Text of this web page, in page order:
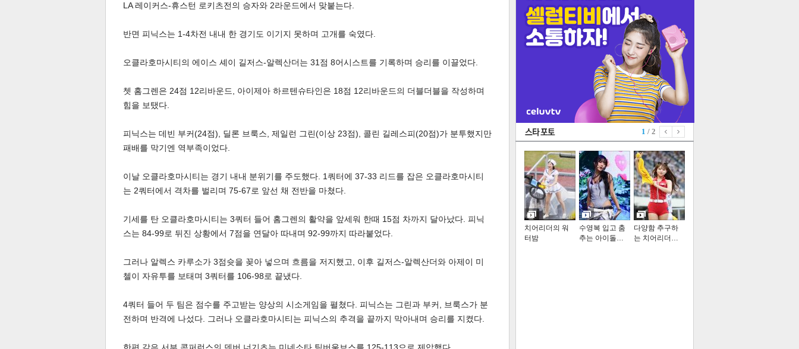
인
LA 레이커스-휴스턴 로키츠전의 승자와 2라운드에서 맞붙는다.
반면 피닉스는 1-4차전 내내 한 경기도 이기지 못하며 고개를 숙였다.
오클라호마시티의 에이스 셰이 길저스-알렉산더는 31점 8어시스트를 기록하며 승리를 이끌었다.
쳇 홈그렌은 24점 12리바운드, 아이제아 하르텐슈타인은 18점 12리바운드의 더블더블을 작성하며
힘을 보탰다.
피닉스는 데빈 부커(24점), 딜론 브룩스, 제일런 그린(이상 23점), 콜린 길레스피(20점)가 분투했지만
패배를 막기엔 역부족이었다.
이날 오클라호마시티는 경기 내내 분위기를 주도했다. 1쿼터에 37-33 리드를 잡은 오클라호마시티
는 2쿼터에서 격차를 벌리며 75-67로 앞선 채 전반을 마쳤다.
기세를 탄 오클라호마시티는 3쿼터 들어 홈그렌의 활약을 앞세워 한때 15점 차까지 달아났다. 피닉
스는 84-99로 뒤진 상황에서 7점을 연달아 따내며 92-99까지 따라붙었다.
그러나 알렉스 카루소가 3점슛을 꽂아 넣으며 흐름을 저지했고, 이후 길저스-알렉산더와 아제이 미
첼이 자유투를 보태며 3쿼터를 106-98로 끝냈다.
4쿼터 들어 두 팀은 점수를 주고받는 양상의 시소게임을 펼쳤다. 피닉스는 그린과 부커, 브룩스가 분
전하며 반격에 나섰다. 그러나 오클라호마시티는 피닉스의 추격을 끝까지 막아내며 승리를 지켰다.
1 / 2
치어리더의 워
터밤
수영복 입고 춤
추는 아이돌…
다양함 추구하
는 치어리더…